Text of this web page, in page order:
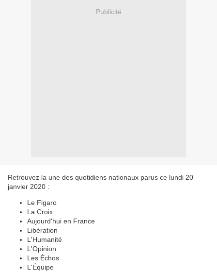
Publicité
Retrouvez la une des quotidiens nationaux parus ce lundi 20
janvier 2020 :
Le Figaro
La Croix
Aujourd'hui en France
Libération
L'Humanité
L'Opinion
Les Échos
L'Équipe